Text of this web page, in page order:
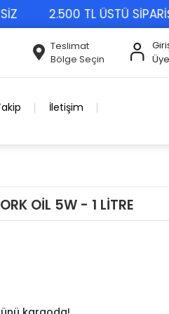
2.500 TL ÜSTÜ
Teslimat
Bölge Seçin
İletişim
OİL 5W - 1 LİTRE